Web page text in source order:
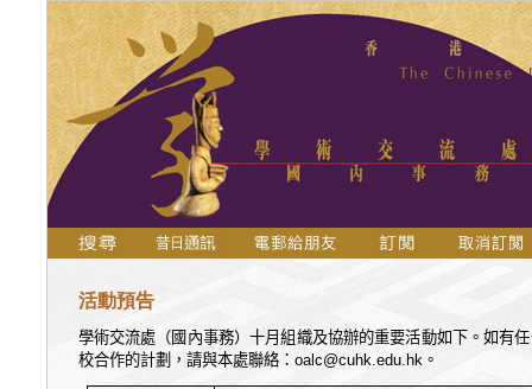
活動預告
學術交流處（國內事務）十月組織及協辦的重要活動如下。如有
校合作的計劃，請與本處聯絡： oalc@cuhk.edu.hk。